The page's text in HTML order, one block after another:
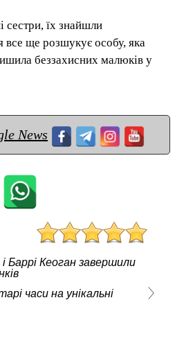
сестри, їх знайшли
ще розшукує особу, яка
беззахисних малюків у
News
Баррі Кеоган завершили
часи на унікальні